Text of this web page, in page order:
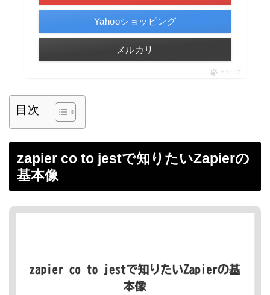
Yahooショッピング
メルカリ
ポチップ
目次
zapier co to jestで知りたいZapierの
基本像